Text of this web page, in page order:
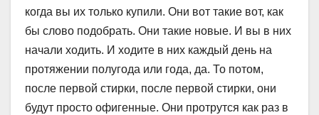
когда вы их только купили. Они вот такие вот, как
бы слово подобрать. Они такие новые. И вы в них
начали ходить. И ходите в них каждый день на
протяжении полугода или года, да. То потом,
после первой стирки, после первой стирки, они
будут просто офигенные. Они протрутся как раз в